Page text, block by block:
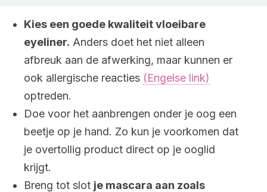
Kies een goede kwaliteit vloeibare
eyeliner. Anders doet het niet alleen
afbreuk aan de afwerking, maar kunnen er
ook allergische reacties (Engelse link)
optreden.
Doe voor het aanbrengen onder je oog een
beetje op je hand. Zo kun je voorkomen dat
je overtollig product direct op je ooglid
krijgt.
Breng tot slot je mascara aan zoals